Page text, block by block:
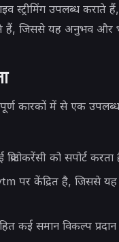
स्ट्रीमिंग उपलब्ध
जिससे यह अनुभव और भी
कारकों में से एक
को सपोर्ट
पर केंद्रित है, जिससे यह
समान विकल्प प्रदान